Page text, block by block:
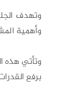
وتهدف
وأهمية
وتأتي هذه
برفع